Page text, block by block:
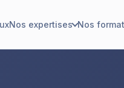
Nos expertises Nos